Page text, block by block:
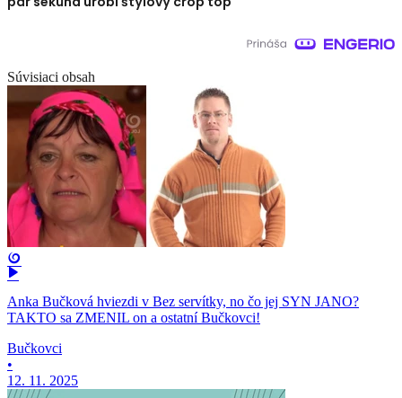
Súvisiaci obsah
Anka Bučková hviezdi v Bez servítky, no čo jej SYN JANO?
TAKTO sa ZMENIL on a ostatní Bučkovci!
Bučkovci
•
12. 11. 2025